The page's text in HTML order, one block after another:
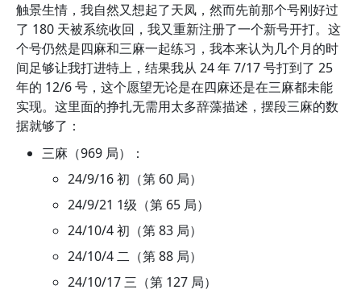
触景生情，我自然又想起了天凤，然而先前那个号刚好过
了 180 天被系统收回，我又重新注册了一个新号开打。这
个号仍然是四麻和三麻一起练习，我本来认为几个月的时
间足够让我打进特上，结果我从 24 年 7/17 号打到了 25
年的 12/6 号，这个愿望无论是在四麻还是在三麻都未能
实现。这里面的挣扎无需用太多辞藻描述，摆段三麻的数
据就够了：
三麻（969 局）：
24/9/16 初（第 60 局）
24/9/21 1级（第 65 局）
24/10/4 初（第 83 局）
24/10/4 二（第 88 局）
24/10/17 三（第 127 局）